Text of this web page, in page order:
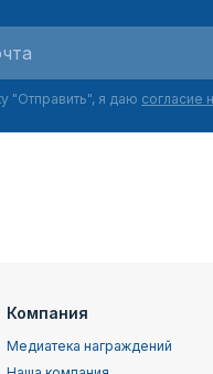
"Отправить", я даю согласие
Компания
Медиатека награждений